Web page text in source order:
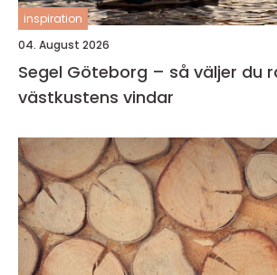
inspiration
04. August 2026
Segel Göteborg – så väljer du
västkustens vindar